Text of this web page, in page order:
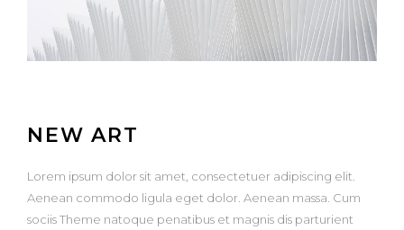
NEW ART
Lorem ipsum dolor sit amet, consectetuer adipiscing elit.
Aenean commodo ligula eget dolor. Aenean massa. Cum
sociis Theme natoque penatibus et magnis dis parturient